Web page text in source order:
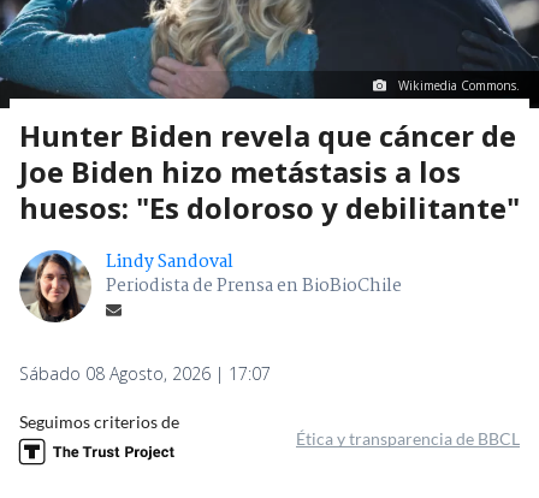
Wikimedia Commons.
Hunter Biden revela que cáncer de
Joe Biden hizo metástasis a los
huesos: "Es doloroso y debilitante"
Lindy Sandoval
Periodista de Prensa en BioBioChile
Sábado 08 Agosto, 2026 | 17:07
Seguimos criterios de
Ética y transparencia de BBCL